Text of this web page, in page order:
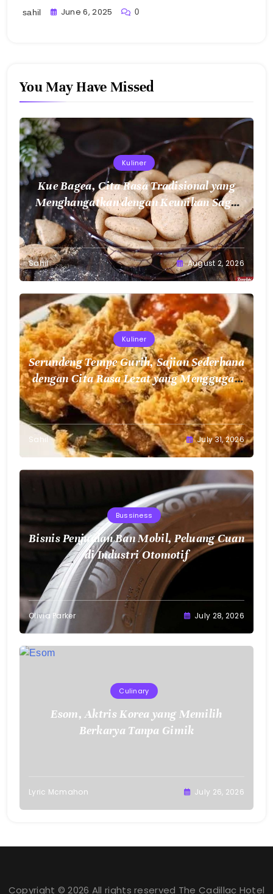
sahil June 6, 2025 0
You May Have Missed
Kuliner
Kue Bagea, Cita Rasa Tradisional yang
Menghangatkan dengan Keunikan Sagu
Nusantara
Sahil August 2, 2026
Kuliner
Serundeng Tempe Gurih, Sajian Sederhana
dengan Cita Rasa Lezat yang Menggugah
Selera
Sahil July 31, 2026
Bussiness
Bisnis Penjualan Ban Mobil, Peluang Cuan
di Industri Otomotif
Olivia Parker July 28, 2026
Culinary
Esom, Aktris Korea yang Memilih
Berkarya Tanpa Gimik
Lyric Mcmahon July 26, 2026
Copyright © 2026 All rights reserved The Cadillac Hotel